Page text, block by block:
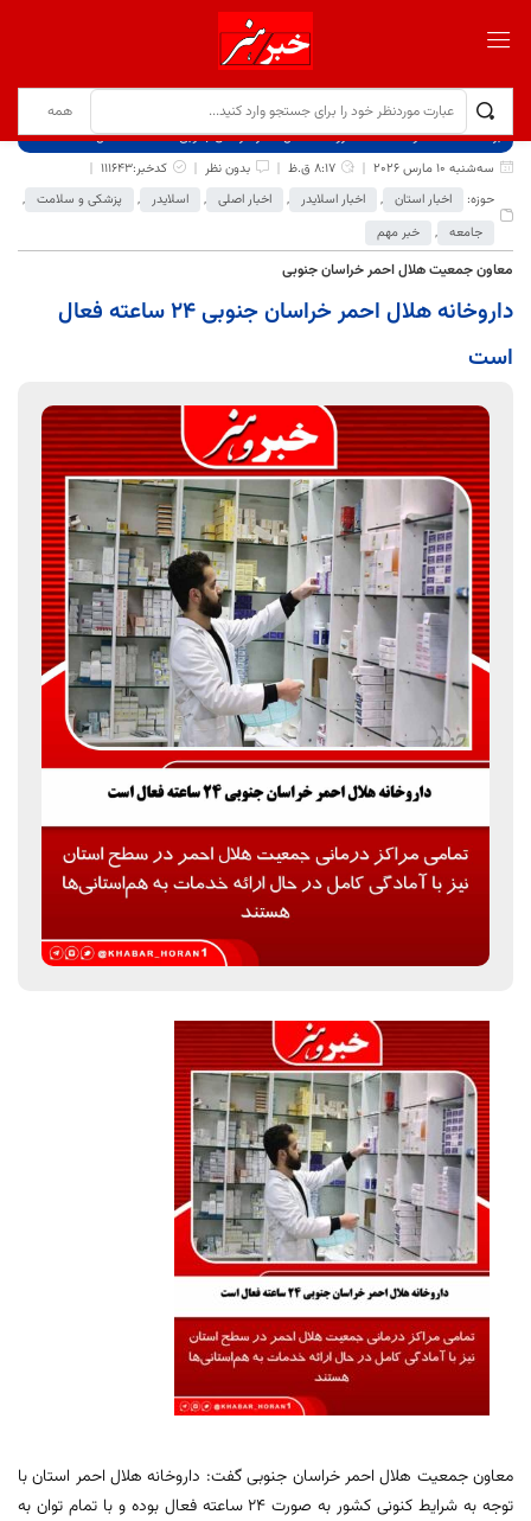
برگ نخست نوشته‌ها
داروخانه هلال احمر خراسان جنوبی ۲۴ ساعته فعال است
سه‌شنبه 10 مارس 2026
8:17 ق.ظ بدون نظر
کدخبر:111643
حوزه:
اخبار استان , اخبار اسلایدر , اخبار اصلی , اسلایدر , پزشکی و سلامت ,
جامعه , خبر مهم
معاون جمعیت هلال احمر خراسان جنوبی
داروخانه هلال احمر خراسان جنوبی ۲۴ ساعته فعال
است
معاون جمعیت هلال احمر خراسان جنوبی گفت: داروخانه هلال احمر استان با
توجه به شرایط کنونی کشور به صورت ۲۴ ساعته فعال بوده و با تمام توان به